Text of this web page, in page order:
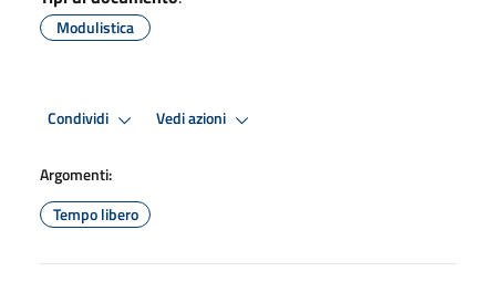
Modulistica
Condividi Vedi azioni
Argomenti:
Tempo libero